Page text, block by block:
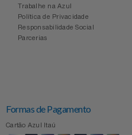
Trabalhe na Azul
Política de Privacidade
Responsabilidade Social
Parcerias
Formas de Pagamento
Cartão Azul Itaú